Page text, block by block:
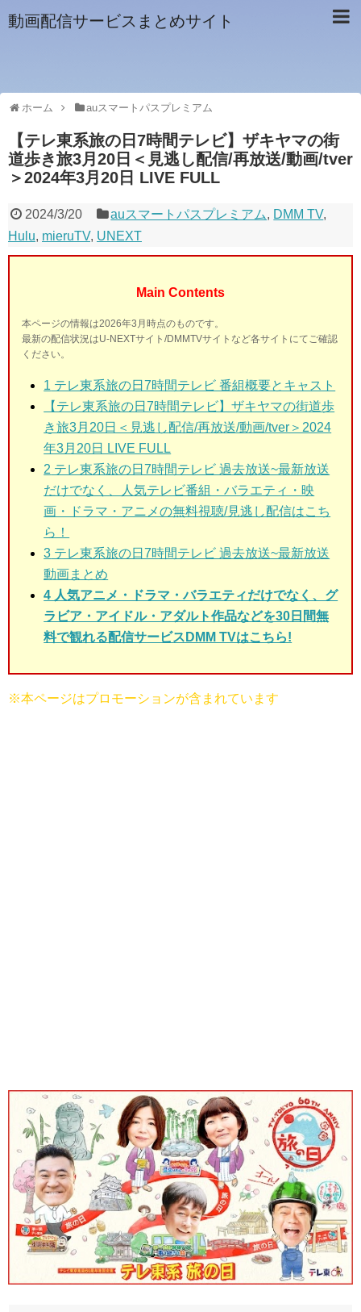
動画配信サービスまとめサイト
ホーム auスマートパスプレミアム
【テレ東系旅の日7時間テレビ】ザキヤマの街
道歩き旅3月20日＜見逃し配信/再放送/動画/tver
＞2024年3月20日 LIVE FULL
2024/3/20 auスマートパスプレミアム, DMM TV,
Hulu, mieruTV, UNEXT
Main Contents
本ページの情報は2026年3月時点のものです。
最新の配信状況はU-NEXTサイト/DMMTVサイトなど各サイトにてご確認
ください。
1 テレ東系旅の日7時間テレビ 番組概要とキャスト
【テレ東系旅の日7時間テレビ】ザキヤマの街道歩
き旅3月20日＜見逃し配信/再放送/動画/tver＞2024
年3月20日 LIVE FULL
2 テレ東系旅の日7時間テレビ 過去放送~最新放送
だけでなく、人気テレビ番組・バラエティ・映
画・ドラマ・アニメの無料視聴/見逃し配信はこち
ら！
3 テレ東系旅の日7時間テレビ 過去放送~最新放送
動画まとめ
4 人気アニメ・ドラマ・バラエティだけでなく、グ
ラビア・アイドル・アダルト作品などを30日間無
料で観れる配信サービスDMM TVはこちら!
※本ページはプロモーションが含まれています